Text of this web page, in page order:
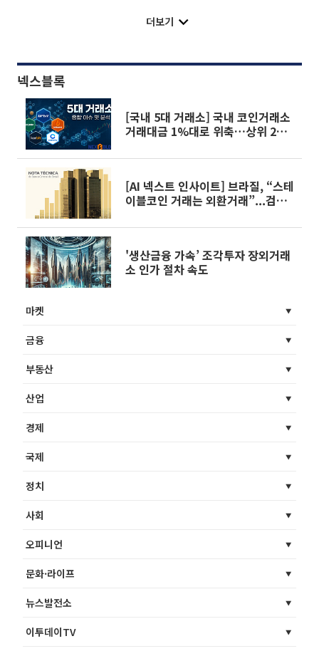
더보기
넥스블록
[국내 5대 거래소] 국내 코인거래소
거래대금 1%대로 위축…상위 2곳
[AI 넥스트 인사이트] 브라질, “스테
이블코인 거래는 외환거래”...검은
'생산금융 가속’ 조각투자 장외거래
소 인가 절차 속도
마켓
금융
부동산
산업
경제
국제
정치
사회
오피니언
문화·라이프
뉴스발전소
이투데이TV